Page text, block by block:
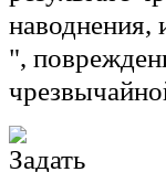
наводнения,
",